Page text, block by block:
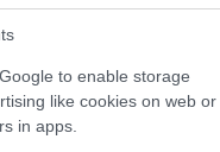
to enable storage
like cookies on web or
in apps.